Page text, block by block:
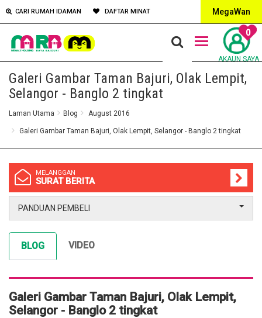
CARI RUMAH IDAMAN DAFTAR MINAT MegaWan
0
AKAUN SAYA
Galeri Gambar Taman Bajuri, Olak Lempit,
Selangor - Banglo 2 tingkat
Laman Utama Blog August 2016
Galeri Gambar Taman Bajuri, Olak Lempit, Selangor - Banglo 2 tingkat
MELANGGAN
SURAT BERITA
PANDUAN PEMBELI
BLOG VIDEO
Galeri Gambar Taman Bajuri, Olak Lempit,
Selangor - Banglo 2 tingkat